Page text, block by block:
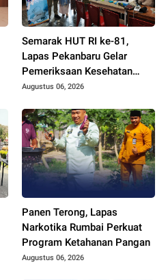
Semarak HUT RI ke-81,
Lapas Pekanbaru Gelar
Pemeriksaan Kesehatan
Gratis untuk Warga Binaan
Augustus 06, 2026
Panen Terong, Lapas
Narkotika Rumbai Perkuat
Program Ketahanan Pangan
Augustus 06, 2026